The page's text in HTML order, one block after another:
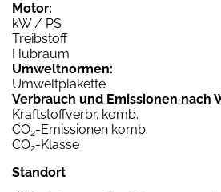
Motor:
kW / PS
Treibstoff
Hubraum
Umweltnormen:
Umweltplakette
Verbrauch und Emissionen nach
Kraftstoffverbr. komb.
CO2-Emissionen komb.
CO2-Klasse
Standort